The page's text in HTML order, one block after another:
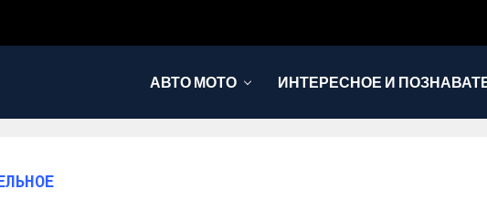
АВТО МОТО ИНТЕРЕСНОЕ И